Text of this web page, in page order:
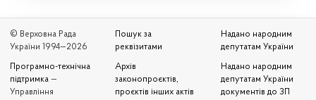
© Верховна Рада
України 1994—2026
Програмно-технічна
підтримка —
Управління
Пошук за
реквізитами
Архів
законопроєктів,
проєктів інших актів
Надано народним
депутатам України
Надано народним
депутатам України
документів до ЗП